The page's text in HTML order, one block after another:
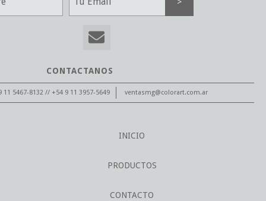
CONTACTANOS
11 5467-8132 // +54 9 11 3957-5649 ventasmg@colorart.com.ar
INICIO
PRODUCTOS
CONTACTO